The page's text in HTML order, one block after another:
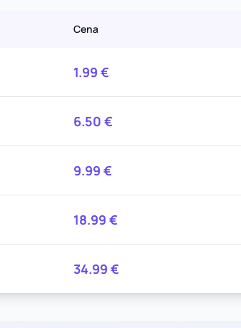
Cena
1.99 €
6.50 €
9.99 €
18.99 €
34.99 €